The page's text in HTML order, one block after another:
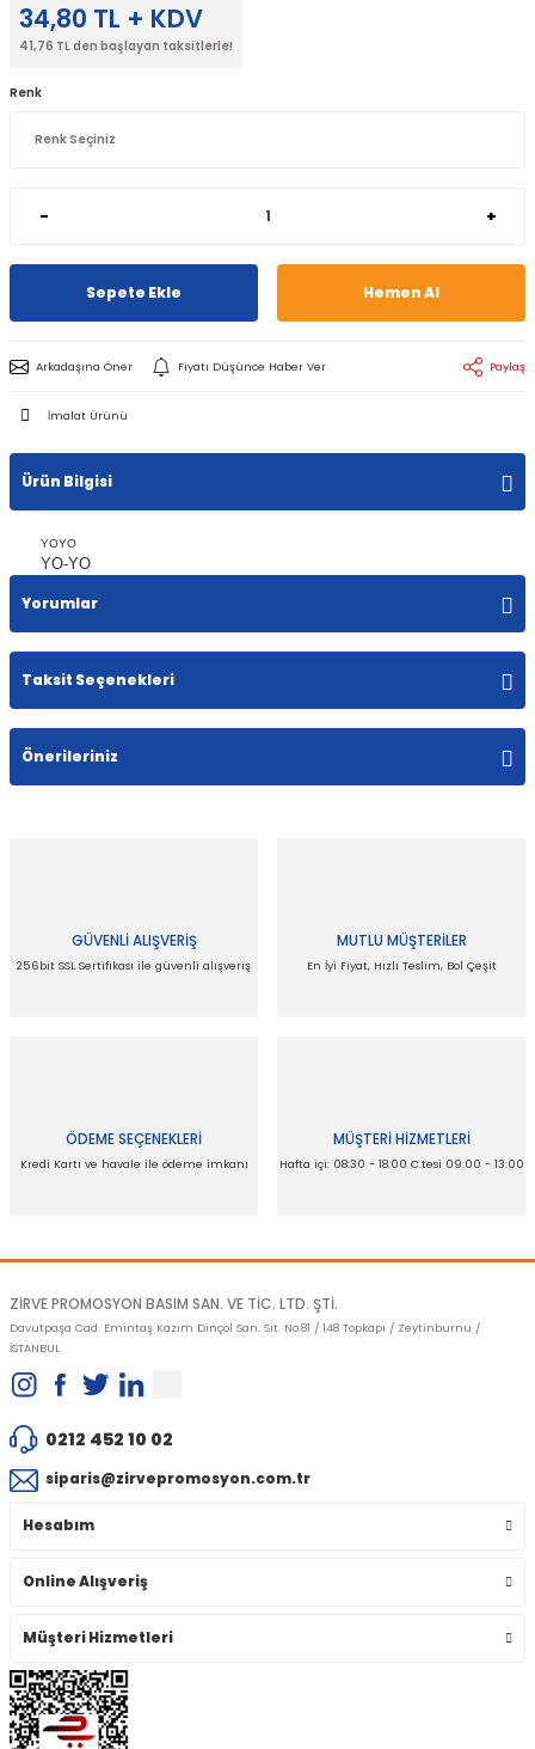
34,80 TL + KDV
41,76 TL den başlayan taksitlerle!
Renk
- +
Sepete Ekle Hemen Al
Arkadaşına Öner Fiyatı Düşünce Haber Ver Paylaş
İmalat Ürünü
Ürün Bilgisi
YOYO
YO-YO
Yorumlar
Bu ürüne ilk yorumu siz yapın!
Taksit Seçenekleri
Önerileriniz
Ürün resmi kalitesiz, bozuk veya görüntülenemiyor.
GÜVENLİ ALIŞVERİŞ
256bit SSL Sertifikası ile güvenli alışveriş
MUTLU MÜŞTERİLER
En İyi Fiyat, Hızlı Teslim, Bol Çeşit
ÖDEME SEÇENEKLERİ
Kredi Kartı ve havale ile ödeme imkanı
MÜŞTERİ HİZMETLERİ
Hafta içi: 08:30 - 18:00 C.tesi 09:00 - 13:00
ZİRVE PROMOSYON BASIM SAN. VE TİC. LTD. ŞTİ.
Davutpaşa Cad. Emintaş Kazım Dinçol San. Sit. No:81 / 148 Topkapı / Zeytinburnu /
İSTANBUL
0212 452 10 02
siparis@zirvepromosyon.com.tr
Hesabım
Online Alışveriş
Müşteri Hizmetleri